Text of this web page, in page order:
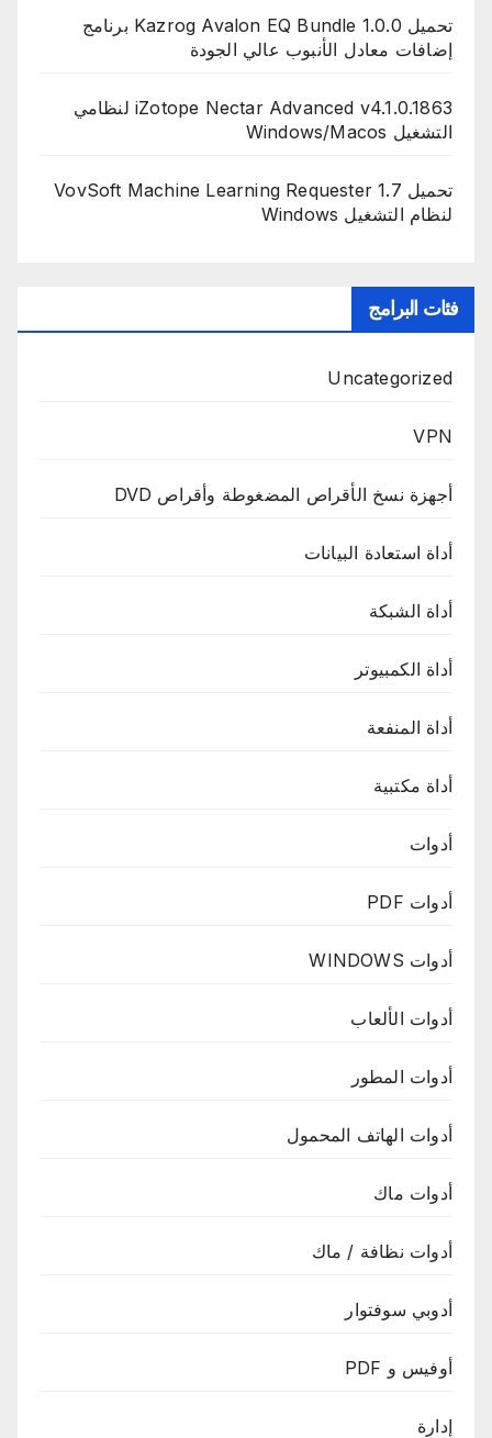
تحميل Kazrog Avalon EQ Bundle 1.0.0 برنامج
إضافات معادل الأنبوب عالي الجودة
iZotope Nectar Advanced v4.1.0.1863 لنظامي
التشغيل Windows/Macos
تحميل VovSoft Machine Learning Requester 1.7
لنظام التشغيل Windows
فئات البرامج
Uncategorized
VPN
أجهزة نسخ الأقراص المضغوطة وأقراص DVD
أداة استعادة البيانات
أداة الشبكة
أداة الكمبيوتر
أداة المنفعة
أداة مكتبية
أدوات
أدوات PDF
أدوات WINDOWS
أدوات الألعاب
أدوات المطور
أدوات الهاتف المحمول
أدوات ماك
أدوات نظافة / ماك
أدوبي سوفتوار
أوفيس و PDF
إدارة